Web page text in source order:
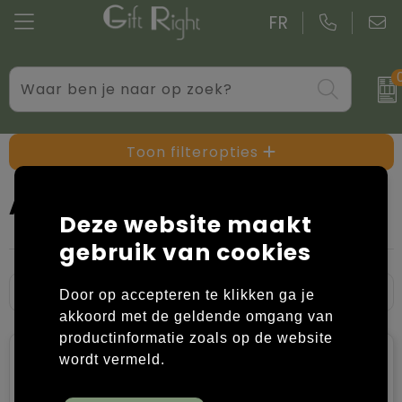
FR
Drinkwaren
Kantoor
Persoonlijke verzorging
Schrijfwaren
Overige relatiegeschenken
Aktetassen
Boodschappentassen bedrukken
Jute tassen
Katoenen draagtassen bedrukken
Kledingtassen
Koeltassen en Koelboxen
Koffers en trolleys
Blazers
Bodywarmers
Dekens, Fleecedekens en Kussens
Handschoenen en Sjaals
Jassen
Kledingaccessoires
Overhemden bedrukken
Standaard kerstpakketten
Kerstpakketten op maat
Toon filteropties
Activity tracker
Deze website maakt
gebruik van cookies
Door op accepteren te klikken ga je
akkoord met de geldende omgang van
productinformatie zoals op de website
wordt vermeld.